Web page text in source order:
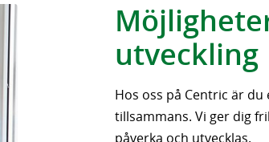
utveckling
Hos oss på Centric är
tillsammans. Vi ger dig
påverka och utvecklas.